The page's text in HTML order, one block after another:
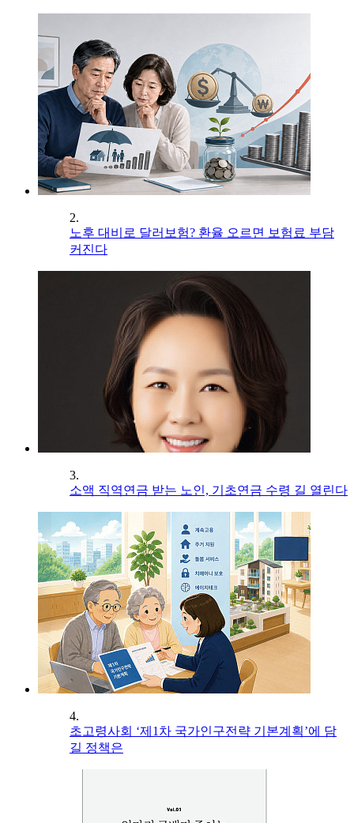
2.
노후 대비로 달러보험? 환율 오르면 보험료 부담
커진다
3.
소액 직역연금 받는 노인, 기초연금 수령 길 열린다
4.
초고령사회 ‘제1차 국가인구전략 기본계획’에 담
길 정책은